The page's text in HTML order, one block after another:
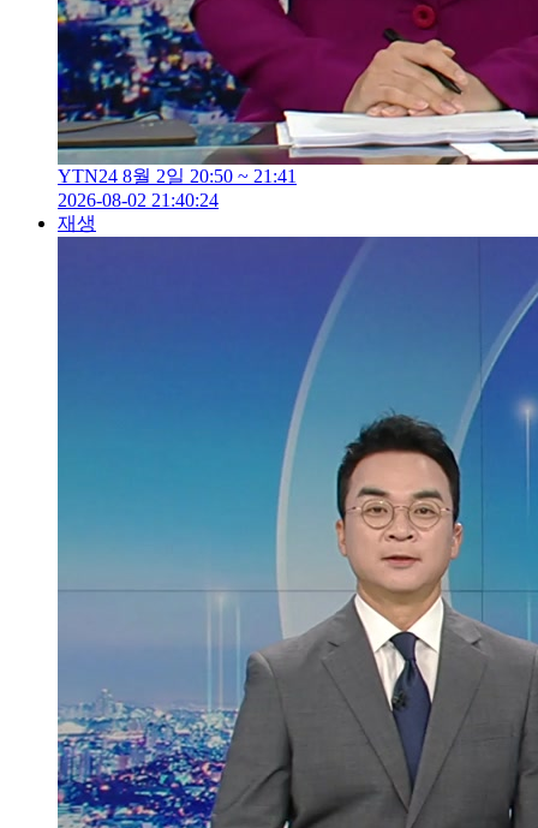
YTN24 8월 2일 20:50 ~ 21:41
2026-08-02 21:40:24
재생